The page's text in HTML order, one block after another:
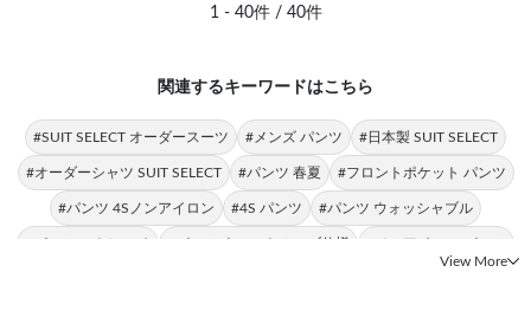
1 - 40件 / 40件
関連するキーワードはこちら
#SUIT SELECT オーダースーツ #メンズ パンツ #日本製 SUIT SELECT
#オーダーシャツ SUIT SELECT #パンツ 春夏 #フロントポケット パンツ
#パンツ 4Sノンアイロン #4S パンツ #パンツ ウォッシャブル
#パンツ ストレッチ #パンツ ウエストムーブ仕様 #ノンアイロン パンツ
View More